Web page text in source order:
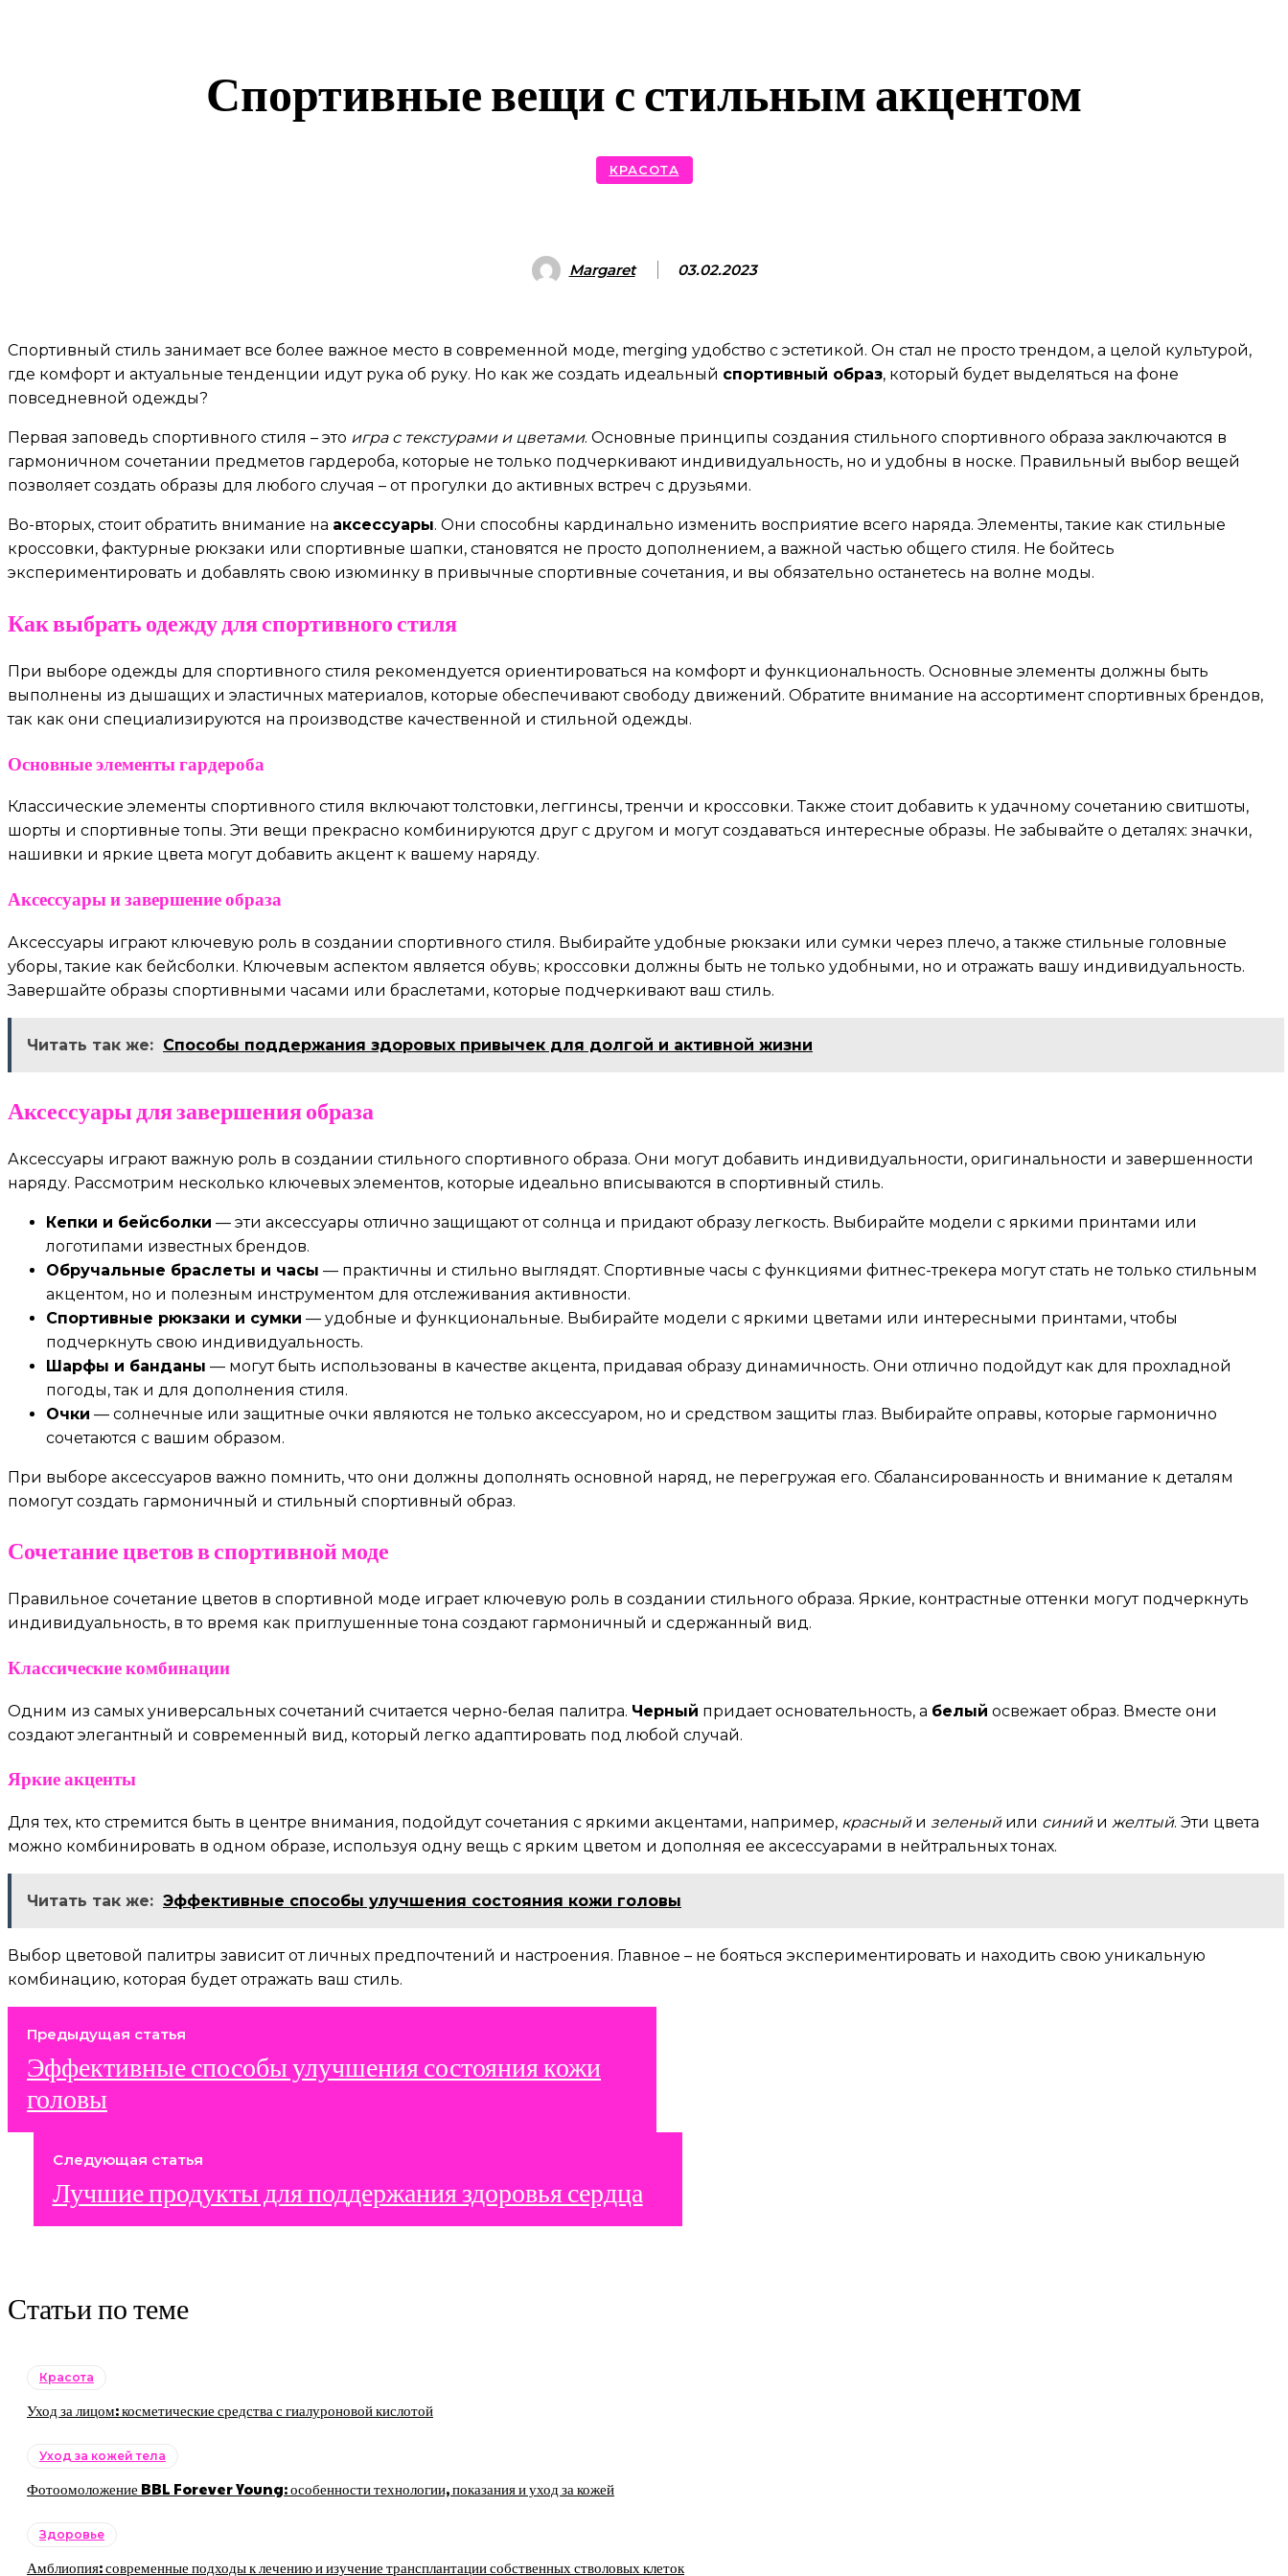
Спортивные вещи с стильным акцентом
КРАСОТА
Margaret 03.02.2023
Спортивный стиль занимает все более важное место в современной моде, merging удобство с эстетикой. Он стал не просто трендом, а целой культурой,
где комфорт и актуальные тенденции идут рука об руку. Но как же создать идеальный спортивный образ, который будет выделяться на фоне
повседневной одежды?
Первая заповедь спортивного стиля – это игра с текстурами и цветами. Основные принципы создания стильного спортивного образа заключаются в
гармоничном сочетании предметов гардероба, которые не только подчеркивают индивидуальность, но и удобны в носке. Правильный выбор вещей
позволяет создать образы для любого случая – от прогулки до активных встреч с друзьями.
Во-вторых, стоит обратить внимание на аксессуары. Они способны кардинально изменить восприятие всего наряда. Элементы, такие как стильные
кроссовки, фактурные рюкзаки или спортивные шапки, становятся не просто дополнением, а важной частью общего стиля. Не бойтесь
экспериментировать и добавлять свою изюминку в привычные спортивные сочетания, и вы обязательно останетесь на волне моды.
Как выбрать одежду для спортивного стиля
При выборе одежды для спортивного стиля рекомендуется ориентироваться на комфорт и функциональность. Основные элементы должны быть
выполнены из дышащих и эластичных материалов, которые обеспечивают свободу движений. Обратите внимание на ассортимент спортивных брендов,
так как они специализируются на производстве качественной и стильной одежды.
Основные элементы гардероба
Классические элементы спортивного стиля включают толстовки, леггинсы, тренчи и кроссовки. Также стоит добавить к удачному сочетанию свитшоты,
шорты и спортивные топы. Эти вещи прекрасно комбинируются друг с другом и могут создаваться интересные образы. Не забывайте о деталях: значки,
нашивки и яркие цвета могут добавить акцент к вашему наряду.
Аксессуары и завершение образа
Аксессуары играют ключевую роль в создании спортивного стиля. Выбирайте удобные рюкзаки или сумки через плечо, а также стильные головные
уборы, такие как бейсболки. Ключевым аспектом является обувь; кроссовки должны быть не только удобными, но и отражать вашу индивидуальность.
Завершайте образы спортивными часами или браслетами, которые подчеркивают ваш стиль.
Читать так же: Способы поддержания здоровых привычек для долгой и активной жизни
Аксессуары для завершения образа
Аксессуары играют важную роль в создании стильного спортивного образа. Они могут добавить индивидуальности, оригинальности и завершенности
наряду. Рассмотрим несколько ключевых элементов, которые идеально вписываются в спортивный стиль.
Кепки и бейсболки — эти аксессуары отлично защищают от солнца и придают образу легкость. Выбирайте модели с яркими принтами или
логотипами известных брендов.
Обручальные браслеты и часы — практичны и стильно выглядят. Спортивные часы с функциями фитнес-трекера могут стать не только стильным
акцентом, но и полезным инструментом для отслеживания активности.
Спортивные рюкзаки и сумки — удобные и функциональные. Выбирайте модели с яркими цветами или интересными принтами, чтобы
подчеркнуть свою индивидуальность.
Шарфы и банданы — могут быть использованы в качестве акцента, придавая образу динамичность. Они отлично подойдут как для прохладной
погоды, так и для дополнения стиля.
Очки — солнечные или защитные очки являются не только аксессуаром, но и средством защиты глаз. Выбирайте оправы, которые гармонично
сочетаются с вашим образом.
При выборе аксессуаров важно помнить, что они должны дополнять основной наряд, не перегружая его. Сбалансированность и внимание к деталям
помогут создать гармоничный и стильный спортивный образ.
Сочетание цветов в спортивной моде
Правильное сочетание цветов в спортивной моде играет ключевую роль в создании стильного образа. Яркие, контрастные оттенки могут подчеркнуть
индивидуальность, в то время как приглушенные тона создают гармоничный и сдержанный вид.
Классические комбинации
Одним из самых универсальных сочетаний считается черно-белая палитра. Черный придает основательность, а белый освежает образ. Вместе они
создают элегантный и современный вид, который легко адаптировать под любой случай.
Яркие акценты
Для тех, кто стремится быть в центре внимания, подойдут сочетания с яркими акцентами, например, красныйи зеленыйили синийи желтый. Эти цвета
можно комбинировать в одном образе, используя одну вещь с ярким цветом и дополняя ее аксессуарами в нейтральных тонах.
Читать так же: Эффективные способы улучшения состояния кожи головы
Выбор цветовой палитры зависит от личных предпочтений и настроения. Главное – не бояться экспериментировать и находить свою уникальную
комбинацию, которая будет отражать ваш стиль.
Предыдущая статья
Эффективные способы улучшения состояния кожи
головы
Следующая статья
Лучшие продукты для поддержания здоровья сердца
Статьи по теме
Красота
Уход за лицом: косметические средства с гиалуроновой кислотой
Уход за кожей тела
Фотоомоложение BBL Forever Young: особенности технологии, показания и уход за кожей
Здоровье
Амблиопия: современные подходы к лечению и изучение трансплантации собственных стволовых клеток